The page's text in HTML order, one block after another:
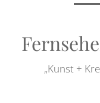
„Kunst +